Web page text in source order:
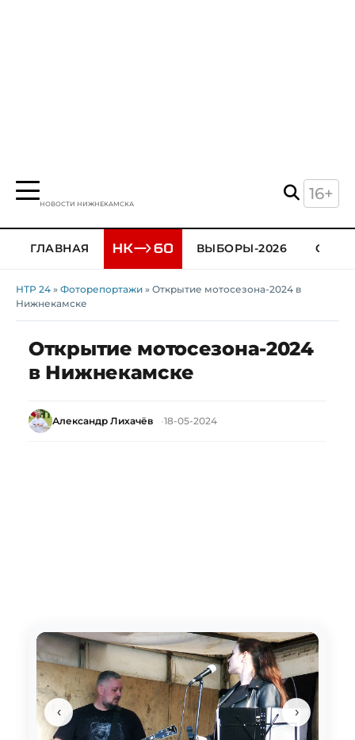
НОВОСТИ НИЖНЕКАМСКА
16+
ГЛАВНАЯ ВЫБОРЫ-2026
НТР 24 » Фоторепортажи » Открытие мотосезона-2024 в
Нижнекамске
Открытие мотосезона-2024
в Нижнекамске
Александр Лихачёв 18-05-2024
‹ ›